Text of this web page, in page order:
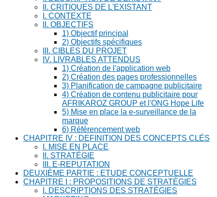
II. CRITIQUES DE L'EXISTANT
I. CONTEXTE
II. OBJECTIFS
1) Objectif principal
2) Objectifs spécifiques
III. CIBLES DU PROJET
IV. LIVRABLES ATTENDUS
1) Création de l'application web
2) Création des pages professionnelles
3) Planification de campagne publicitaire
4) Création de contenu publicitaire pour
AFRIKAROZ GROUP et l'ONG Hope Life
5) Mise en place la e-surveillance de la
marque
6) Référencement web
CHAPITRE IV : DEFINITION DES CONCEPTS CLÉS
I. MISE EN PLACE
II. STRATÉGIE
III. E-REPUTATION
DEUXIÈME PARTIE : ETUDE CONCEPTUELLE
CHAPITRE I : PROPOSITIONS DE STRATÉGIES
I. DESCRIPTIONS DES STRATÉGIES